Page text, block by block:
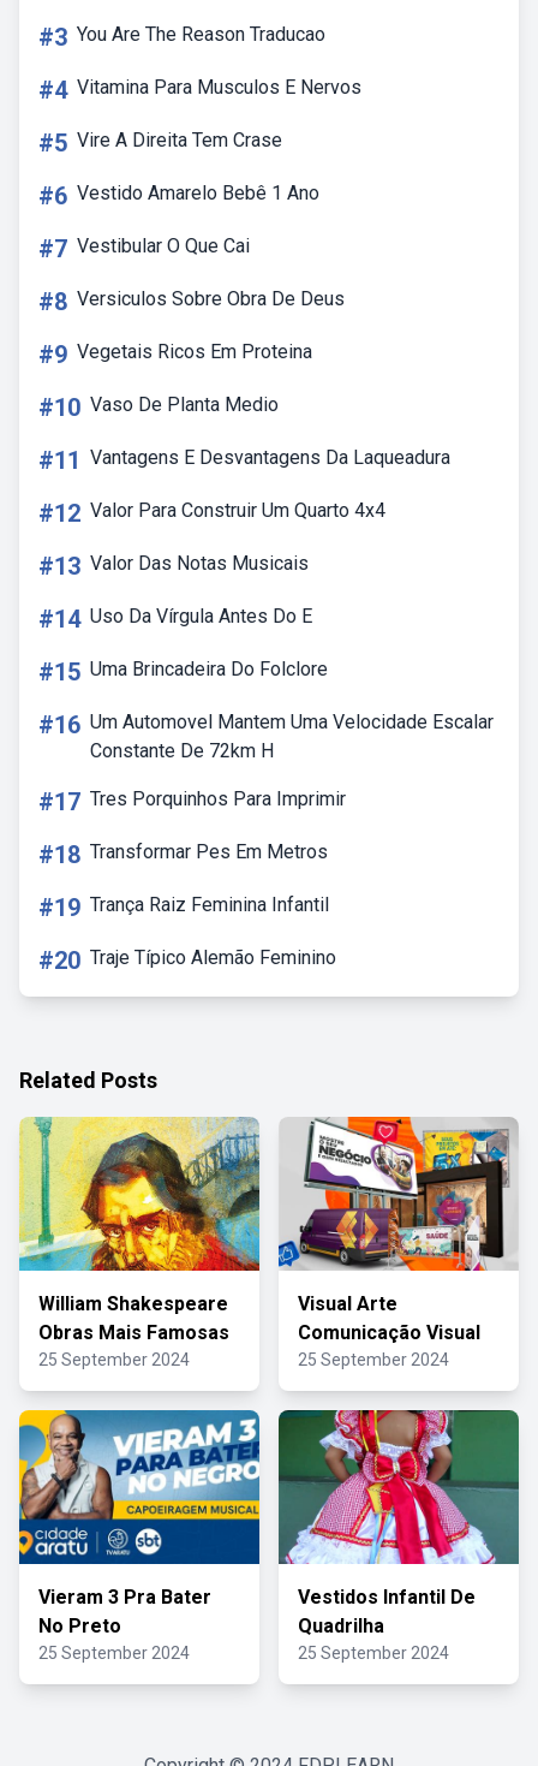
#3 You Are The Reason Traducao
#4 Vitamina Para Musculos E Nervos
#5 Vire A Direita Tem Crase
#6 Vestido Amarelo Bebê 1 Ano
#7 Vestibular O Que Cai
#8 Versiculos Sobre Obra De Deus
#9 Vegetais Ricos Em Proteina
#10 Vaso De Planta Medio
#11 Vantagens E Desvantagens Da Laqueadura
#12 Valor Para Construir Um Quarto 4x4
#13 Valor Das Notas Musicais
#14 Uso Da Vírgula Antes Do E
#15 Uma Brincadeira Do Folclore
#16 Um Automovel Mantem Uma Velocidade Escalar
Constante De 72km H
#17 Tres Porquinhos Para Imprimir
#18 Transformar Pes Em Metros
#19 Trança Raiz Feminina Infantil
#20 Traje Típico Alemão Feminino
Related Posts
William Shakespeare
Obras Mais Famosas
25 September 2024
Visual Arte
Comunicação Visual
25 September 2024
Vieram 3 Pra Bater
No Preto
25 September 2024
Vestidos Infantil De
Quadrilha
25 September 2024